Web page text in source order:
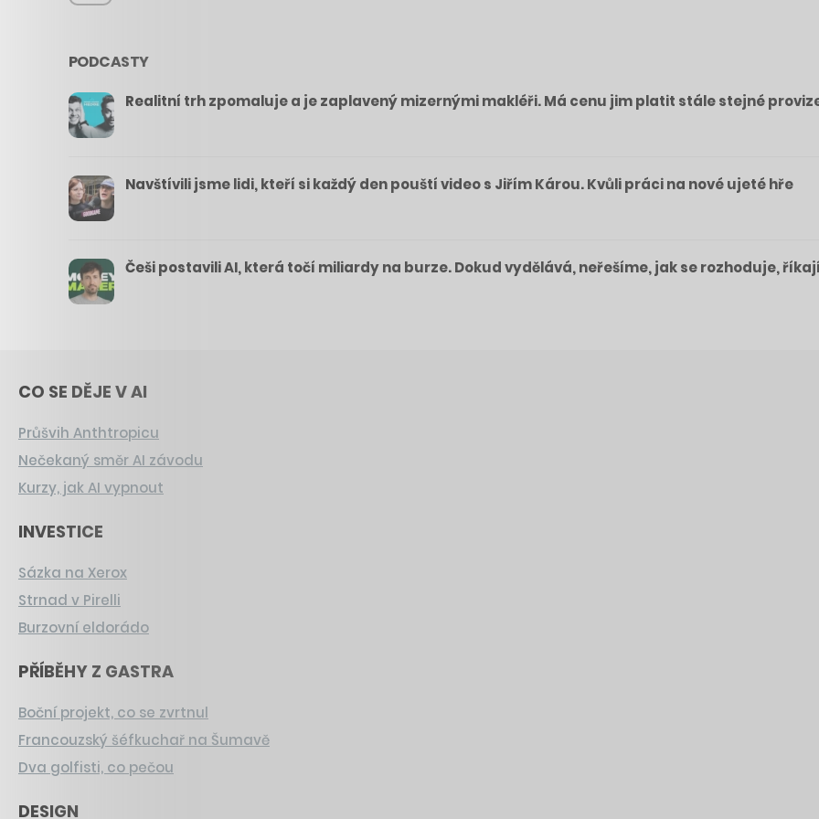
PODCASTY
Realitní trh zpomaluje a je zaplavený mizernými makléři. Má cenu jim platit stále stejné
Navštívili jsme lidi, kteří si každý den pouští video s Jiřím Károu. Kvůli práci na nové ujeté hře
Češi postavili AI, která točí miliardy na burze. Dokud vydělává, neřešíme, jak se rozhoduje,
CO SE DĚJE V AI
Průšvih Anthtropicu
Nečekaný směr AI závodu
Kurzy, jak AI vypnout
INVESTICE
Sázka na Xerox
Strnad v Pirelli
Burzovní eldorádo
PŘÍBĚHY Z GASTRA
Boční projekt, co se zvrtnul
Francouzský šéfkuchař na Šumavě
Dva golfisti, co pečou
DESIGN